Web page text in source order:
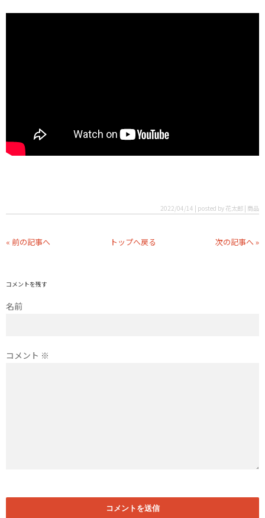
2022/04/14 | posted by 花太郎 | 商品
« 前の記事へ トップへ戻る 次の記事へ »
コメントを残す
名前
コメント ※